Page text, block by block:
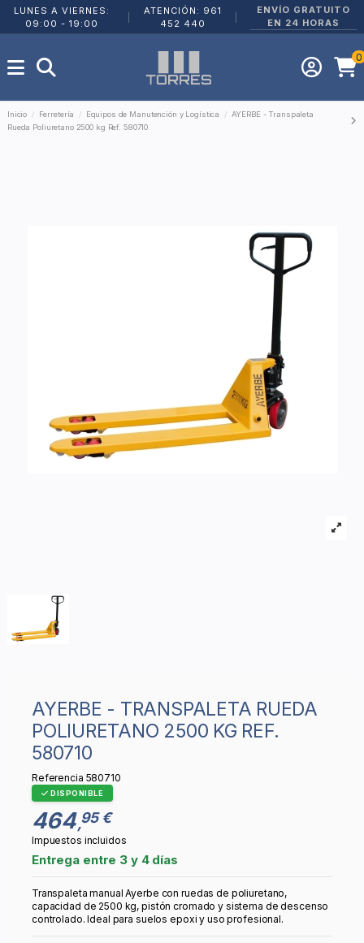
LUNES A VIERNES:
09:00 - 19:00
ATENCIÓN: 961
452 440
ENVÍO GRATUITO
EN 24 HORAS
0
Inicio Ferretería Equipos de Manutención y Logística
AYERBE - Transpaleta
Rueda Poliuretano 2500 kg Ref. 580710
AYERBE - TRANSPALETA RUEDA
POLIURETANO 2500 KG REF.
580710
Referencia 580710
DISPONIBLE
464 ,95 €
Impuestos incluidos
Entrega entre 3 y 4 días
Transpaleta manual Ayerbe con ruedas de poliuretano,
capacidad de 2500 kg, pistón cromado y sistema de descenso
controlado. Ideal para suelos epoxi y uso profesional.